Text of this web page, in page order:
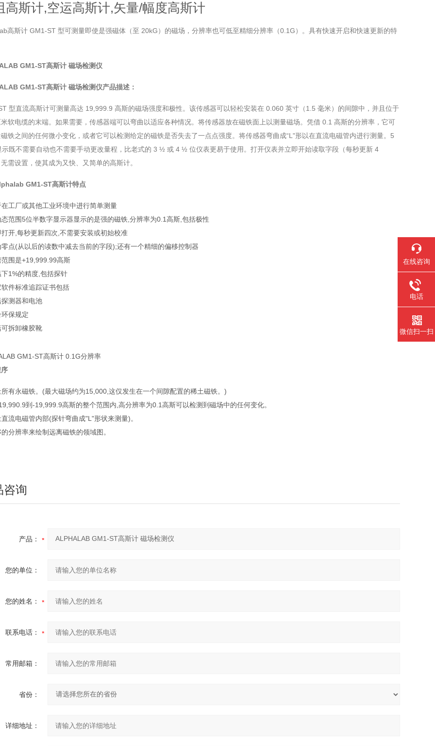
高斯计,空运高斯计,矢量/幅度高斯计
高斯计 GM1-ST 型可测量即使是强磁体（至 20kG）的磁场，分辨率也可低至精细分辨率（0.1G）。具有快速开启和快速更新的特
GM1-ST高斯计 磁场检测仪
GM1-ST高斯计 磁场检测仪产品描述：
型直流高斯计可测量高达 19,999.9 高斯的磁场强度和极性。该传感器可以轻松安装在 0.060 英寸（1.5 毫米）的间隙中，并且位于
软电缆的末端。如果需要，传感器端可以弯曲以适应各种情况。将传感器放在磁铁面上以测量磁场。凭借 0.1 高斯的分辨率，它可
铁之间的任何微小变化，或者它可以检测给定的磁铁是否失去了一点点强度。将传感器弯曲成“L"形以在直流电磁管内进行测量。5
既不需要自动也不需要手动更改量程，比老式的 3 ½ 或 4 ½ 位仪表更易于使用。打开仪表并立即开始读取字段（每秒更新 4
需设置，使其成为又快、又简单的高斯计。
GM1-ST高斯计特点
在工厂或其他工业环境中进行简单测量
态范围5位半数字显示器显示的是强的磁铁,分辨率为0.1高斯,包括极性
打开,每秒更新四次,不需要安装或初始校准
零点(从以后的读数中减去当前的字段);还有一个精细的偏移控制器
范围是+19,999.99高斯
下1%的精度,包括探针
软件标准追踪证书包括
探测器和电池
保规定
可拆卸橡胶靴
GM1-ST高斯计 0.1G分辨率
所有永磁铁。(最大磁场约为15,000,这仅发生在一个间隙配置的稀土磁铁。)
到-19,999.9高斯的整个范围内,高分辨率为0.1高斯可以检测到磁场中的任何变化。
流电磁管内部(探针弯曲成"L"形状来测量)。
分辨率来绘制远离磁铁的领域图。
咨询
产品：
您的单位：
您的姓名：
联系电话：
常用邮箱：
省份：
详细地址：
在线咨询
电话
微信扫一扫